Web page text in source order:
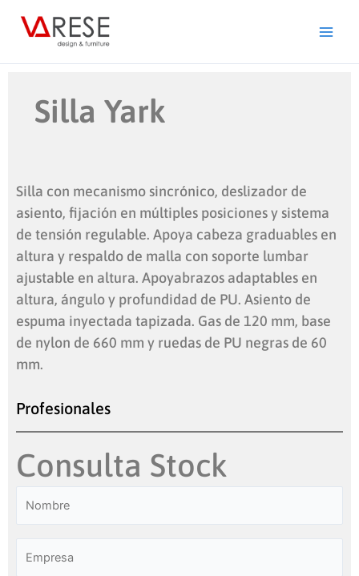
Silla Yark
Silla con mecanismo sincrónico, deslizador de
asiento, fijación en múltiples posiciones y sistema
de tensión regulable. Apoya cabeza graduables en
altura y respaldo de malla con soporte lumbar
ajustable en altura. Apoyabrazos adaptables en
altura, ángulo y profundidad de PU. Asiento de
espuma inyectada tapizada. Gas de 120 mm, base
de nylon de 660 mm y ruedas de PU negras de 60
mm.
Profesionales
Consulta Stock